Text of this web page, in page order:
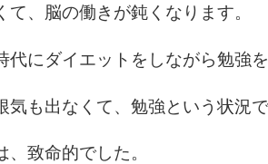
て、脳の働きが鈍くなります。
代にダイエットをしながら勉強
気も出なくて、勉強という状況
致命的でした。